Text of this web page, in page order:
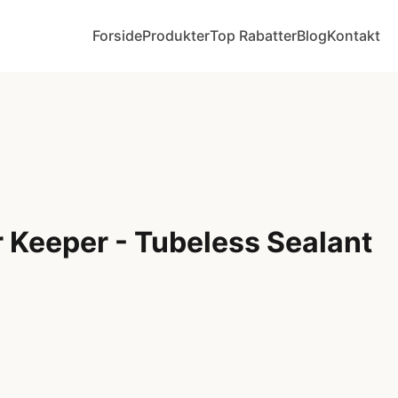
ForsideProdukterTop RabatterBlogKontakt
Keeper - Tubeless Sealant